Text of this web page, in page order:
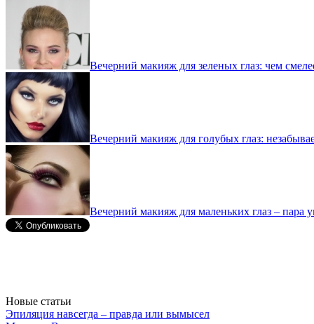
Вечерний макияж для зеленых глаз: чем
Вечерний макияж для голубых глаз:
Вечерний макияж для маленьких глаз – пара
Новые статьи
Эпиляция навсегда – правда или вымысел